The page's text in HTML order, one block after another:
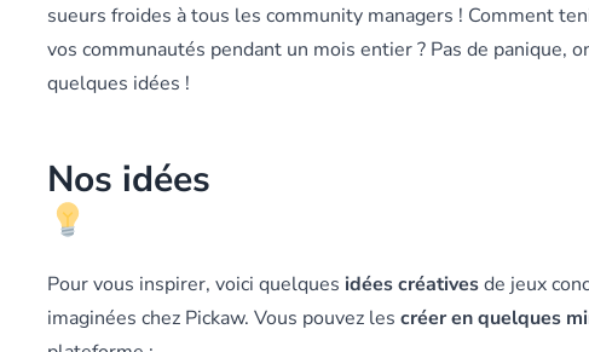
sueurs froides à tous les community managers ! Comment
vos communautés pendant un mois entier ? Pas de panique,
quelques idées !
Nos idées
Pour vous inspirer, voici quelques idées créativesde jeux
imaginées chez Pickaw. Vous pouvez les créer en quelques